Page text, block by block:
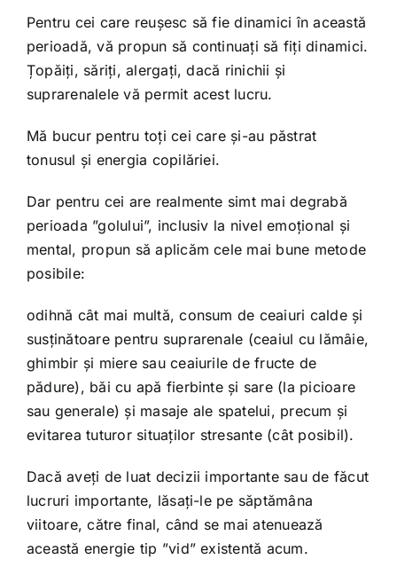
Pentru cei care reușesc să fie dinamici în această
perioadă, vă propun să continuați să fiți dinamici.
Țopăiți, săriți, alergați, dacă rinichii și
suprarenalele vă permit acest lucru.
Mă bucur pentru toți cei care și-au păstrat
tonusul și energia copilăriei.
Dar pentru cei are realmente simt mai degrabă
perioada ”golului”, inclusiv la nivel emoțional și
mental, propun să aplicăm cele mai bune metode
posibile:
odihnă cât mai multă, consum de ceaiuri calde și
susținătoare pentru suprarenale (ceaiul cu lămâie,
ghimbir și miere sau ceaiurile de fructe de
pădure), băi cu apă fierbinte și sare (la picioare
sau generale) și masaje ale spatelui, precum și
evitarea tuturor situaților stresante (cât posibil).
Dacă aveți de luat decizii importante sau de făcut
lucruri importante, lăsați-le pe săptămâna
viitoare, către final, când se mai atenuează
această energie tip ”vid” existentă acum.